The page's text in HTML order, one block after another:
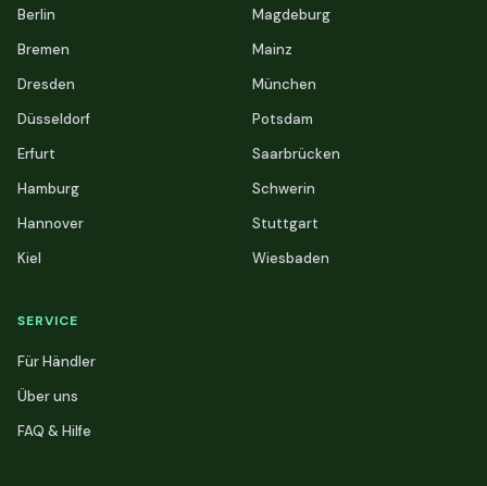
Berlin
Bremen
Dresden
Düsseldorf
Erfurt
Hamburg
Hannover
Kiel
Magdeburg
Mainz
München
Potsdam
Saarbrücken
Schwerin
Stuttgart
Wiesbaden
SERVICE
Für Händler
Über uns
FAQ & Hilfe